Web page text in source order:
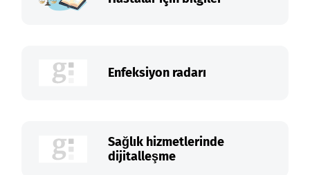
Enfeksiyon radarı
Sağlık hizmetlerinde
dijitalleşme